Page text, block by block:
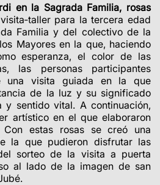
en la Sagrada Familia, rosas
para la tercera edad
Familia y del colectivo de la
Mayores en la que, haciendo
esperanza, el color de las
las personas participantes
una visita guiada en la que
de la luz y su significado
y sentido vital. A continuación,
artístico en el que elaboraron
Con estas rosas se creó una
la que pudieron disfrutar las
sorteo de la visita a puerta
al lado de la imagen de san
.